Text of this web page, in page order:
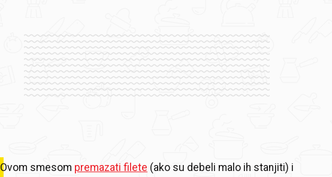
Ovom smesom premazati filete (ako su debeli malo ih stanjiti) i